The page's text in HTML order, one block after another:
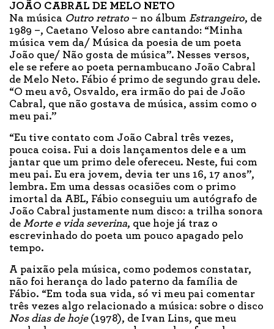
JOÃO CABRAL DE MELO NETO
Na música Outro retrato – no álbum Estrangeiro, de
1989 –, Caetano Veloso abre cantando: “Minha
música vem da/ Música da poesia de um poeta
João que/ Não gosta de música”. Nesses versos,
ele se refere ao poeta pernambucano João Cabral
de Melo Neto. Fábio é primo de segundo grau dele.
“O meu avô, Osvaldo, era irmão do pai de João
Cabral, que não gostava de música, assim como o
meu pai.”
“Eu tive contato com João Cabral três vezes,
pouca coisa. Fui a dois lançamentos dele e a um
jantar que um primo dele ofereceu. Neste, fui com
meu pai. Eu era jovem, devia ter uns 16, 17 anos”,
lembra. Em uma dessas ocasiões com o primo
imortal da ABL, Fábio conseguiu um autógrafo de
João Cabral justamente num disco: a trilha sonora
de Morte e vida severina, que hoje já traz o
escrevinhado do poeta um pouco apagado pelo
tempo.
A paixão pela música, como podemos constatar,
não foi herança do lado paterno da família de
Fábio. “Em toda sua vida, só vi meu pai comentar
três vezes algo relacionado a música: sobre o disco
Nos dias de hoje(1978), de Ivan Lins, que meu